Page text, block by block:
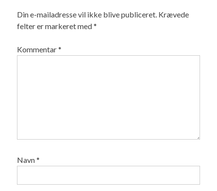
Din e-mailadresse vil ikke blive publiceret. Krævede
felter er markeret med*
Kommentar*
Navn*